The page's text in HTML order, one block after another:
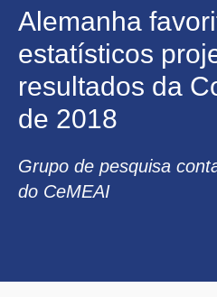
Alemanha
estatísticos
resultados da
de 2018
Grupo de pesquisa
do CeMEAI